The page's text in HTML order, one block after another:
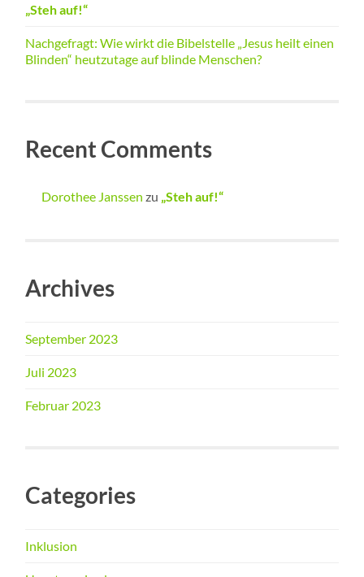
„Steh auf!“
Nachgefragt: Wie wirkt die Bibelstelle „Jesus heilt einen
Blinden“ heutzutage auf blinde Menschen?
Recent Comments
Dorothee Janssen zu „Steh auf!“
Archives
September 2023
Juli 2023
Februar 2023
Categories
Inklusion